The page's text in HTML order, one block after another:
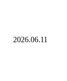
2026.06.11